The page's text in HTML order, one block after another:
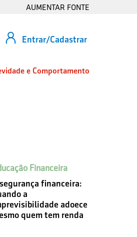
AUMENTAR FONTE
Entrar/Cadastrar
e Comportamento
Financeira
financeira:
a
adoece
quem tem renda